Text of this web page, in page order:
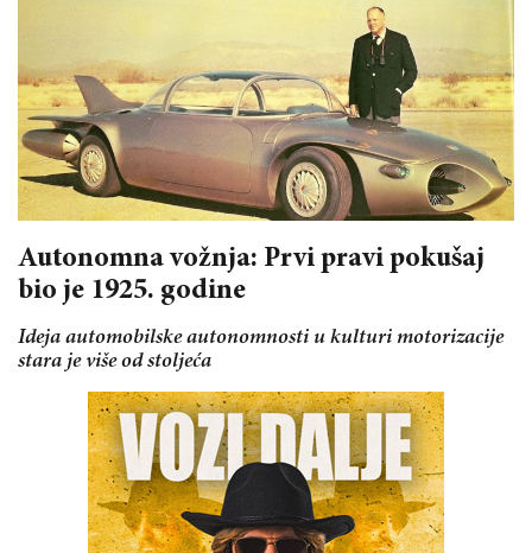
Autonomna vožnja: Prvi pravi pokušaj
bio je 1925. godine
Ideja automobilske autonomnosti u kulturi motorizacije
stara je više od stoljeća